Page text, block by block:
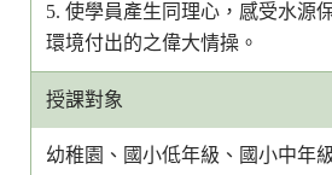
5. 使學員產生同理心，感受水源
環境付出的之偉大情操。
授課對象
幼稚園、國小低年級、國小中年